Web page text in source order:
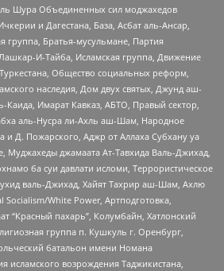
Шура Объединенных сил моджахедов
и Дагестана, База, Асбат аль-Ансар,
группа, Братья-мусульмане, Партия
И-Тайба, Исламская группа, Движение
Общество социальных реформ,
наследия, Дом двух святых, Джунд аш-
Имарат Кавказ, АБТО, Правый сектор,
аль-Нусра ли-Ахль аш-Шам, Народное
Д. Пожарского, Аджр от Аллаха Субхану уа
Муджахеды джамаата Ат-Тавхида Валь-Джихад,
ба суи давлати исломи, Террористическое
валь-Джихад, Хайят Тахрир аш-Шам, Ахлю
White Power, Артподготовка,
“Красный пахарь”, Колумбайн, Хатлонский
группа п. Кушкуль г. Оренбург,
батальон имени Номана
исламского возрождения Таджикистана,